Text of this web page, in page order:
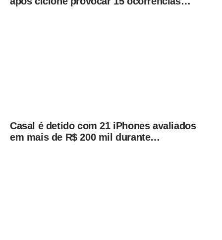
Casal é detido com 21 iPhones avaliados
em mais de R$ 200 mil durante